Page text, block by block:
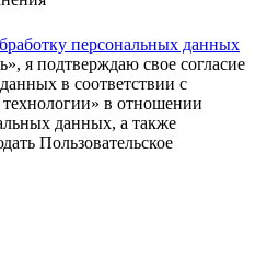
персональных данных
я подтверждаю свое согласие
в соответствии с
в отношении
данных, а также
Пользовательское